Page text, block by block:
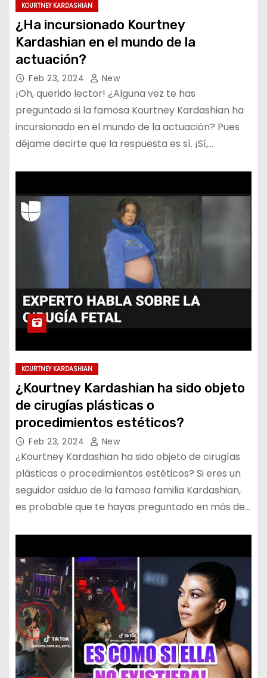
KOURTNEY KARDASHIAN
¿Ha incursionado Kourtney
Kardashian en el mundo de la
actuación?
Feb 23, 2024 New
¡Oh, querido lector! ¿Alguna vez te has
preguntado si la famosa Kourtney Kardashian ha
incursionado en el mundo de la actuación? Pues
déjame decirte que la respuesta es sí. ¡Sí,…
KOURTNEY KARDASHIAN
¿Kourtney Kardashian ha sido objeto
de cirugías plásticas o
procedimientos estéticos?
Feb 23, 2024 New
¿Kourtney Kardashian ha sido objeto de cirugías
plásticas o procedimientos estéticos? Si eres un
seguidor asiduo de la famosa familia Kardashian,
es probable que te hayas preguntado en más de…